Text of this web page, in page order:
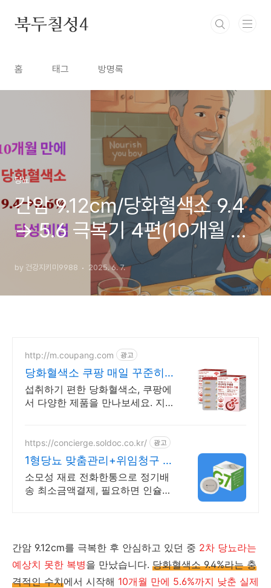
북두칠성4
홈 태그 방명록
당뇨
간암 9.12cm/당화혈색소 9.4
→ 5.6 극복기 4편(10개월 만
에 당화혈색소 5.6% 달성 비
법)
by 건강지키미9988 2025. 6. 7.
http://m.coupang.com 광고
당화혈색소 쿠팡 매일 꾸준히
지키는 건강
섭취하기 편한 당화혈색소, 쿠팡에
서 다양한 제품을 만나보세요. 지
https://concierge.soldoc.co.kr/ 광고
1형당뇨 맞춤관리+위임청구 복
잡한 청구 절차 ZERO
소모성 재료 전화한통으로 정기배
송 최소금액결제, 필요하면 인슐린
간암 9.12cm를 극복한 후 안심하고 있던 중 2차 당뇨라는
예상치 못한 복병을 만났습니다. 당화혈색소 9.4%라는 충
격적인 수치에서 시작해 10개월 만에 5.6%까지 낮춘 실제